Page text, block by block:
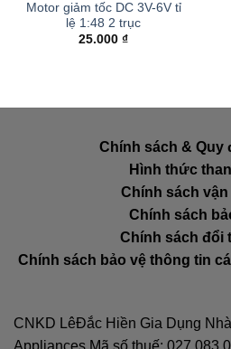
Motor giảm tốc DC 3V-6V tỉ
lệ 1:48 2 trục
25.000 ₫
Chính sách & Quy
Hình thức
Chính sách
Chính sách
Chính sách đổi
Chính sách bảo vệ thông tin
CNKD LêĐắc Hiền Gia Dụng
Appliances Mã số thuế: